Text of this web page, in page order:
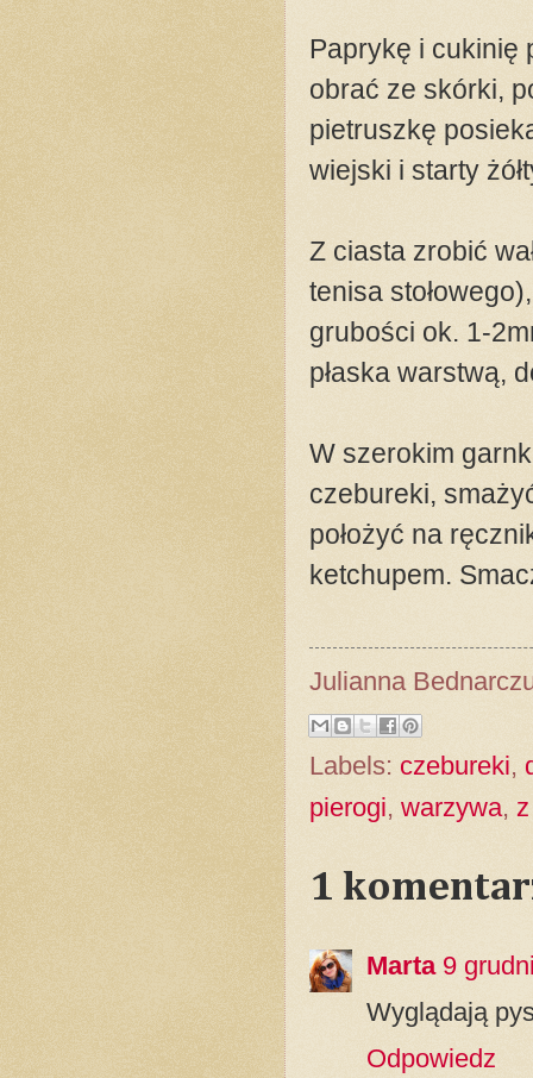
Paprykę i cukinię
obrać ze skórki,
pietruszkę
wiejski i starty
Z ciasta zrobić
tenisa
grubości ok. 1-
płaska warstwą,
W szerokim
czebureki,
położyć na
ketchupem.
Julianna
Labels: czebureki,
pierogi, warzywa,
1
Marta 9
Wyglądają
Odpowiedz